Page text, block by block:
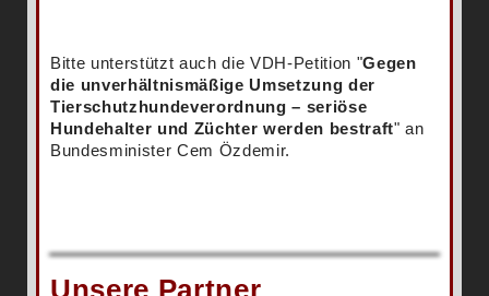
Bitte unterstützt auch die VDH-Petition "Gegen
die unverhältnismäßige Umsetzung der
Tierschutzhundeverordnung – seriöse
Hundehalter und Züchter werden bestraft" an
Bundesminister Cem Özdemir.
Unsere Partner